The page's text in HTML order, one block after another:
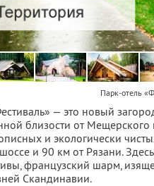
Парк-отель
— это новый
близости от
и экологически
и 90 км от Рязани.
французский шарм,
Скандинавии.